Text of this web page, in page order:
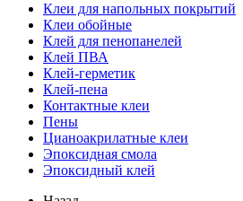
Клеи для напольных покрытий
Клеи обойные
Клей для пенопанелей
Клей ПВА
Клей-герметик
Клей-пена
Контактные клеи
Пены
Цианоакрилатные клеи
Эпоксидная смола
Эпоксидный клей